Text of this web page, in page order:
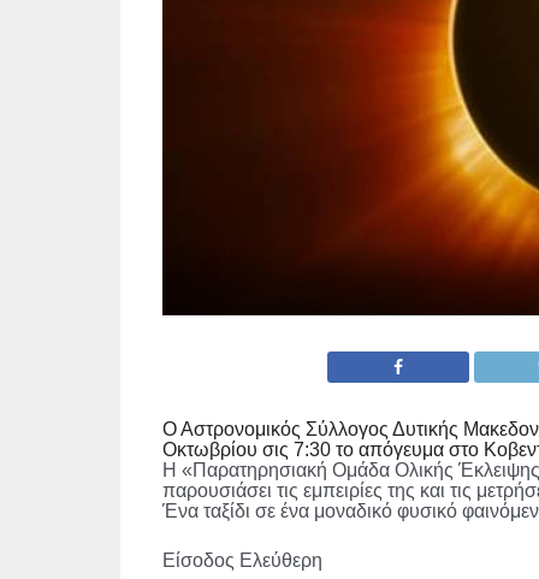
Ο Αστρονομικός Σύλλογος Δυτικής
Οκτωβρίου σις 7:30 το απόγευμα στο
Η «Παρατηρησιακή Ομάδα Ολικής
παρουσιάσει τις εμπειρίες της και τις
Ένα ταξίδι σε ένα μοναδικό φυσικό
Είσοδος Ελεύθερη